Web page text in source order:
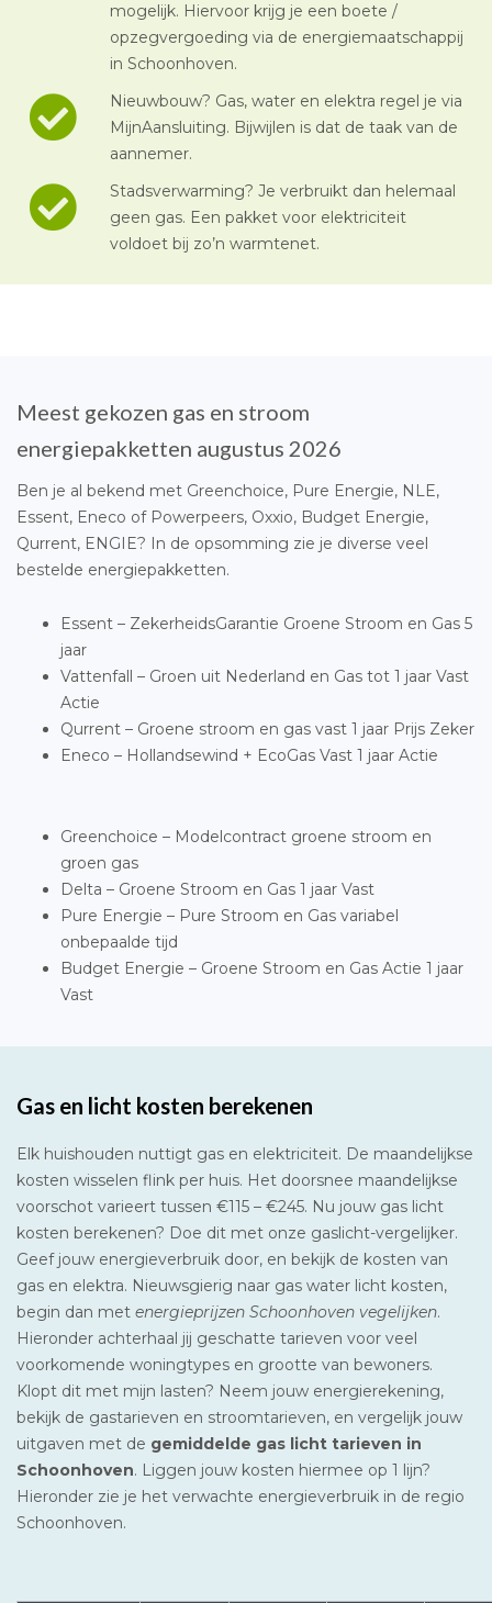
mogelijk. Hiervoor krijg je een boete /
opzegvergoeding via de energiemaatschappij
in Schoonhoven.
Nieuwbouw? Gas, water en elektra regel je via
MijnAansluiting. Bijwijlen is dat de taak van de
aannemer.
Stadsverwarming? Je verbruikt dan helemaal
geen gas. Een pakket voor elektriciteit
voldoet bij zo’n warmtenet.
Meest gekozen gas en stroom
energiepakketten augustus 2026
Ben je al bekend met Greenchoice, Pure Energie, NLE,
Essent, Eneco of Powerpeers, Oxxio, Budget Energie,
Qurrent, ENGIE? In de opsomming zie je diverse veel
bestelde energiepakketten.
Essent – ZekerheidsGarantie Groene Stroom en Gas 5
jaar
Vattenfall – Groen uit Nederland en Gas tot 1 jaar Vast
Actie
Qurrent – Groene stroom en gas vast 1 jaar Prijs Zeker
Eneco – Hollandsewind + EcoGas Vast 1 jaar Actie
Greenchoice – Modelcontract groene stroom en
groen gas
Delta – Groene Stroom en Gas 1 jaar Vast
Pure Energie – Pure Stroom en Gas variabel
onbepaalde tijd
Budget Energie – Groene Stroom en Gas Actie 1 jaar
Vast
Gas en licht kosten berekenen
Elk huishouden nuttigt gas en elektriciteit. De maandelijkse
kosten wisselen flink per huis. Het doorsnee maandelijkse
voorschot varieert tussen €115 – €245. Nu jouw gas licht
kosten berekenen? Doe dit met onze gaslicht-vergelijker.
Geef jouw energieverbruik door, en bekijk de kosten van
gas en elektra. Nieuwsgierig naar gas water licht kosten,
begin dan met energieprijzen Schoonhoven vegelijken.
Hieronder achterhaal jij geschatte tarieven voor veel
voorkomende woningtypes en grootte van bewoners.
Klopt dit met mijn lasten? Neem jouw energierekening,
bekijk de gastarieven en stroomtarieven, en vergelijk jouw
uitgaven met de gemiddelde gas licht tarieven in
Schoonhoven. Liggen jouw kosten hiermee op 1 lijn?
Hieronder zie je het verwachte energieverbruik in de regio
Schoonhoven.